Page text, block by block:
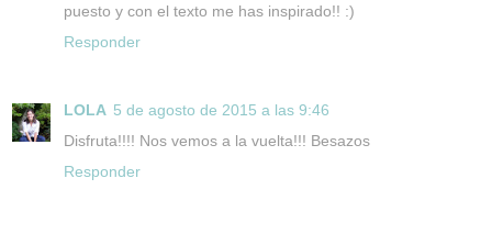
puesto y con el texto me has inspirado!! :)
Responder
LOLA 5 de agosto de 2015 a las 9:46
Disfruta!!!! Nos vemos a la vuelta!!! Besazos
Responder